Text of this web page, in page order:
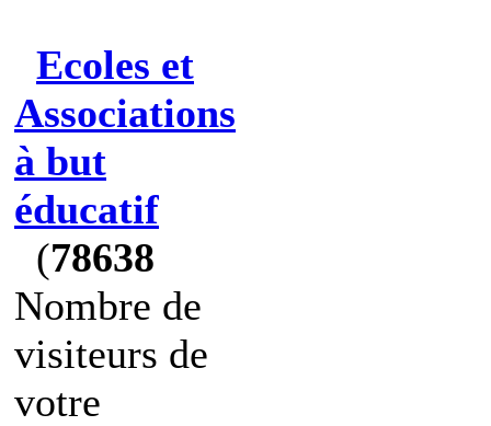
Ecoles et
Associations
à but
éducatif
(78638
Nombre de
visiteurs de
votre